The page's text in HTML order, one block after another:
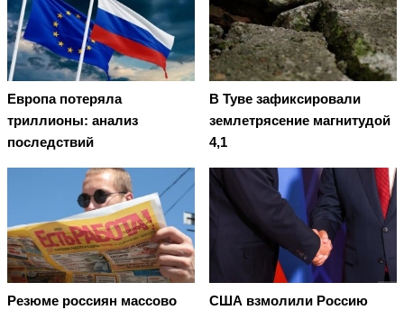
Европа потеряла
триллионы: анализ
последствий
В Туве зафиксировали
землетрясение магнитудой
4,1
Резюме россиян массово
США взмолили Россию